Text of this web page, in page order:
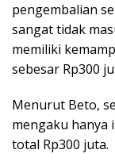
pengembalian
sangat tidak
memiliki
sebesar Rp300
Menurut Beto,
mengaku hanya
total Rp300 juta.